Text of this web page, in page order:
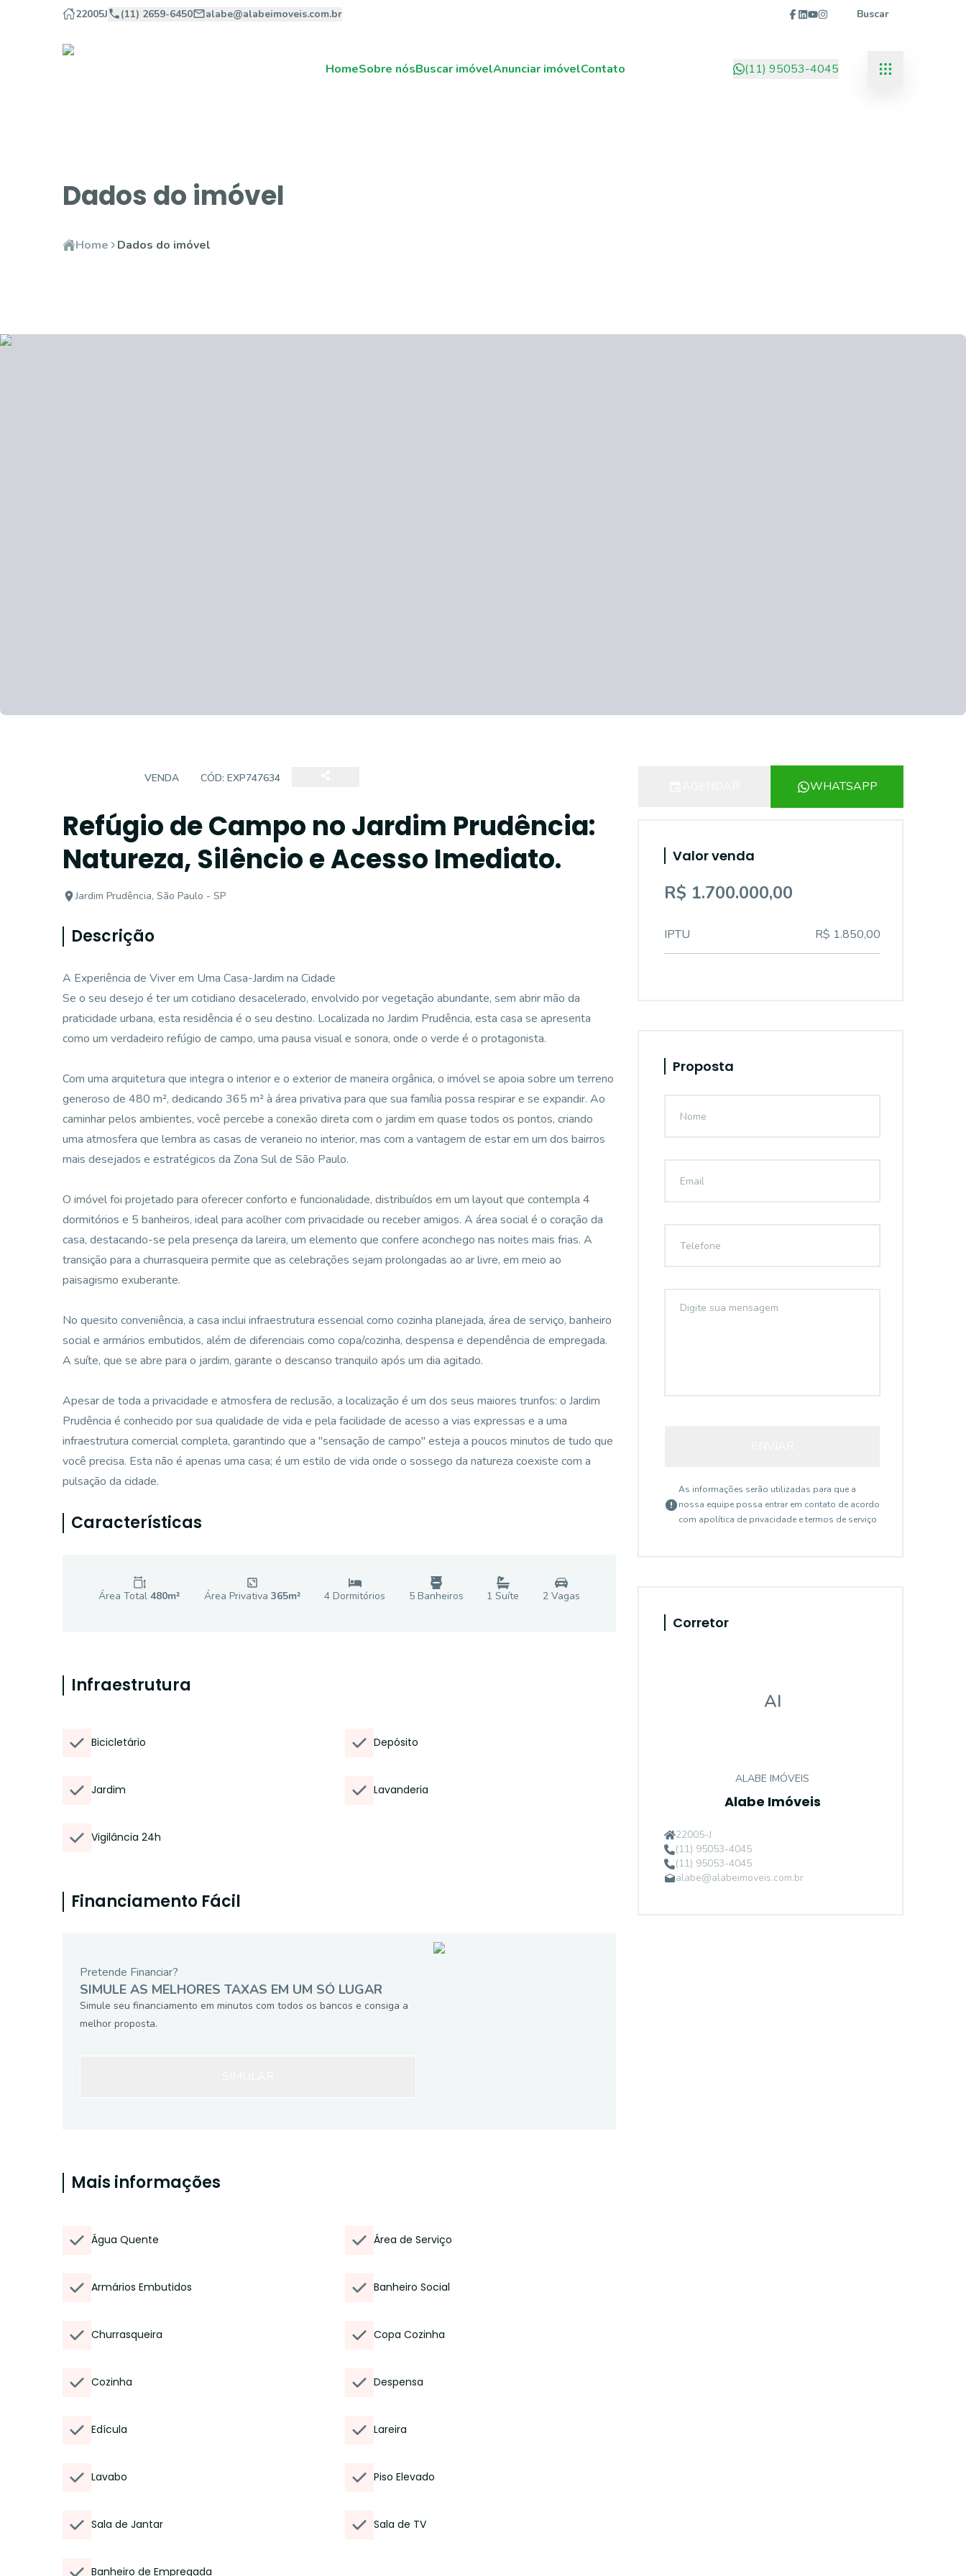
22005J (11) 2659-6450 alabe@alabeimoveis.com.br Buscar
HomeSobre nósBuscar imóvelAnunciar imóvelContato (11) 95053-4045
Dados do imóvel
Home Dados do imóvel
VENDA CÓD: EXP747634
Refúgio de Campo no Jardim Prudência:
Natureza, Silêncio e Acesso Imediato.
Jardim Prudência, São Paulo - SP
Descrição
A Experiência de Viver em Uma Casa-Jardim na Cidade
Se o seu desejo é ter um cotidiano desacelerado, envolvido por vegetação abundante, sem abrir mão da
praticidade urbana, esta residência é o seu destino. Localizada no Jardim Prudência, esta casa se apresenta
como um verdadeiro refúgio de campo, uma pausa visual e sonora, onde o verde é o protagonista.
Com uma arquitetura que integra o interior e o exterior de maneira orgânica, o imóvel se apoia sobre um terreno
generoso de 480 m², dedicando 365 m² à área privativa para que sua família possa respirar e se expandir. Ao
caminhar pelos ambientes, você percebe a conexão direta com o jardim em quase todos os pontos, criando
uma atmosfera que lembra as casas de veraneio no interior, mas com a vantagem de estar em um dos bairros
mais desejados e estratégicos da Zona Sul de São Paulo.
O imóvel foi projetado para oferecer conforto e funcionalidade, distribuídos em um layout que contempla 4
dormitórios e 5 banheiros, ideal para acolher com privacidade ou receber amigos. A área social é o coração da
casa, destacando-se pela presença da lareira, um elemento que confere aconchego nas noites mais frias. A
transição para a churrasqueira permite que as celebrações sejam prolongadas ao ar livre, em meio ao
paisagismo exuberante.
No quesito conveniência, a casa inclui infraestrutura essencial como cozinha planejada, área de serviço, banheiro
social e armários embutidos, além de diferenciais como copa/cozinha, despensa e dependência de empregada.
A suíte, que se abre para o jardim, garante o descanso tranquilo após um dia agitado.
Apesar de toda a privacidade e atmosfera de reclusão, a localização é um dos seus maiores trunfos: o Jardim
Prudência é conhecido por sua qualidade de vida e pela facilidade de acesso a vias expressas e a uma
infraestrutura comercial completa, garantindo que a "sensação de campo" esteja a poucos minutos de tudo que
você precisa. Esta não é apenas uma casa; é um estilo de vida onde o sossego da natureza coexiste com a
pulsação da cidade.
Características
Área Total 480m² Área Privativa 365m² 4 Dormitórios 5Banheiros 1 Suíte 2Vagas
Infraestrutura
Bicicletário Depósito
Jardim Lavanderia
Vigilância 24h
Financiamento Fácil
Pretende Financiar?
SIMULE AS MELHORES TAXAS EM UM SÓ LUGAR
Simule seu financiamento em minutos com todos os bancos e consiga a
melhor proposta.
Mais informações
Água Quente Área de Serviço
Armários Embutidos Banheiro Social
Churrasqueira Copa Cozinha
Cozinha Despensa
Edícula Lareira
Lavabo Piso Elevado
Sala de Jantar Sala de TV
Banheiro de Empregada
WHATSAPP
Valor venda
R$ 1.700.000,00
IPTU R$ 1.850,00
Proposta
As informações serão utilizadas para que a
nossa equipe possa entrar em contato de acordo
com apolítica de privacidade e termos de serviço
Corretor
AI
ALABE IMÓVEIS
Alabe Imóveis
22005-J
(11) 95053-4045
(11) 95053-4045
alabe@alabeimoveis.com.br